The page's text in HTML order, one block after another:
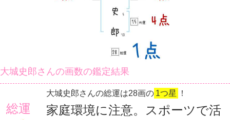
大城史郎さんの画数の鑑定結果
総運
大城史郎さんの総運は28画の 1つ星 ！
家庭環境に注意。スポーツで活